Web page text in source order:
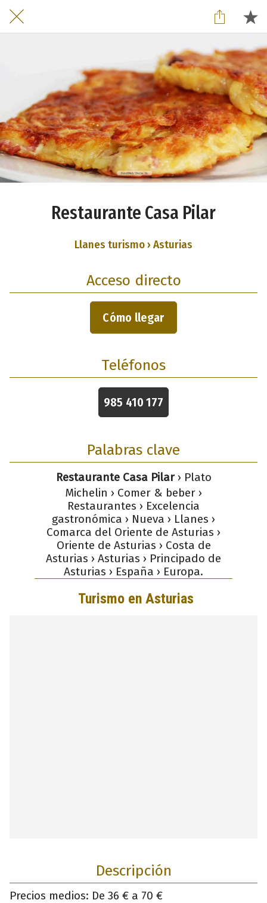
Restaurante Casa Pilar
Llanes turismo › Asturias
Acceso directo
Cómo llegar
Teléfonos
985 410 177
Palabras clave
Restaurante Casa Pilar› Plato
Michelin › Comer & beber ›
Restaurantes › Excelencia
gastronómica › Nueva › Llanes ›
Comarca del Oriente de Asturias ›
Oriente de Asturias › Costa de
Asturias › Asturias › Principado de
Asturias › España › Europa.
Descripción
Precios medios: De 36 € a 70 €